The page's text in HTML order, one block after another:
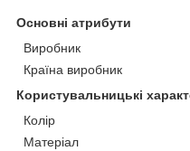
Основні атрибути
Виробник
Країна виробник
Користувальницькі
Колір
Матеріал